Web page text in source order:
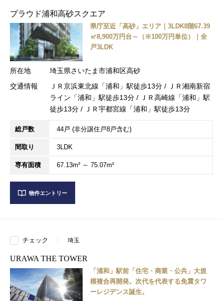
プラウド浦和高砂スクエア
県庁至近「高砂」エリア｜3LDK8階67.39
㎡8,900万円台～（※100万円単位）｜全
戸3LDK
所在地
埼玉県さいたま市浦和区高砂
交通情報
ＪＲ京浜東北線「浦和」駅徒歩13分 / ＪＲ湘南新宿
ライン「浦和」駅徒歩13分 / ＪＲ高崎線「浦和」駅
徒歩13分 / ＪＲ宇都宮線「浦和」駅徒歩13分
総戸数 44戸 (非分譲住戸8戸含む)
間取り 3LDK
専有面積 67.13m² ～ 75.07m²
物件エントリー
チェック 埼玉
URAWA THE TOWER
「浦和」駅前「住宅・商業・公共」大規
模複合再開発。次代を代表する免震タワ
ーレジデンス誕生。